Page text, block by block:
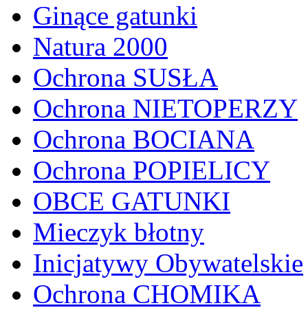
Ginące gatunki
Natura 2000
Ochrona SUSŁA
Ochrona NIETOPERZY
Ochrona BOCIANA
Ochrona POPIELICY
OBCE GATUNKI
Mieczyk błotny
Inicjatywy Obywatelskie
Ochrona CHOMIKA